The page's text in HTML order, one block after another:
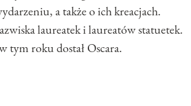
a także o ich kreacjach.
laureatek i laureatów statuetek.
tym roku dostał Oscara.